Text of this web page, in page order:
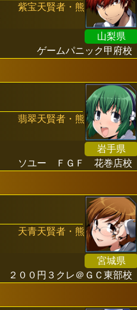
紫宝天賢者・熊
山梨県
ゲームパニック甲府校
翡翠天賢者・熊
岩手県
ソユー ＦＧＦ 花巻店校
天青天賢者・熊
宮城県
２００円３クレ＠ＧＣ東部校